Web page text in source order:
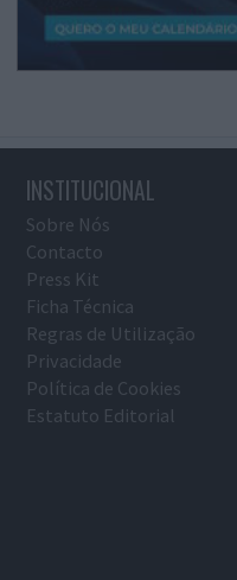
INSTITUCIONAL
Sobre Nós
Contacto
Press Kit
Ficha Técnica
Regras de Utilização
Privacidade
Política de Cookies
Estatuto Editorial